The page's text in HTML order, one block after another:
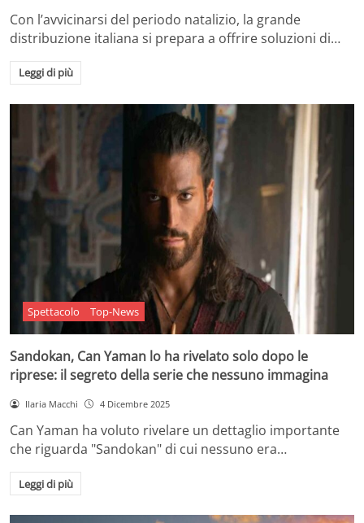
Con l’avvicinarsi del periodo natalizio, la grande
distribuzione italiana si prepara a offrire soluzioni di…
Leggi di più
Spettacolo Top-News
Sandokan, Can Yaman lo ha rivelato solo dopo le
riprese: il segreto della serie che nessuno immagina
Ilaria Macchi 4 Dicembre 2025
Can Yaman ha voluto rivelare un dettaglio importante
che riguarda "Sandokan" di cui nessuno era…
Leggi di più